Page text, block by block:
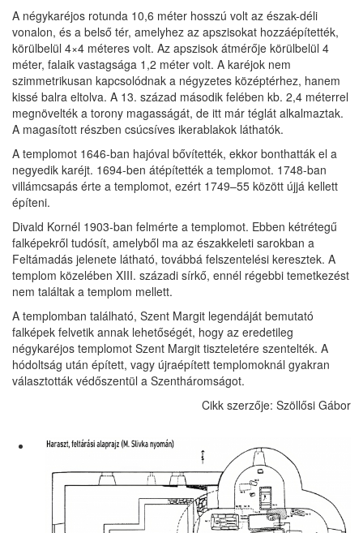
A négykaréjos rotunda 10,6 méter hosszú volt az észak-déli
vonalon, és a belső tér, amelyhez az apszisokat hozzáépítették,
körülbelül 4×4 méteres volt. Az apszisok átmérője körülbelül 4
méter, falaik vastagsága 1,2 méter volt. A karéjok nem
szimmetrikusan kapcsolódnak a négyzetes középtérhez, hanem
kissé balra eltolva. A 13. század második felében kb. 2,4 méterrel
megnövelték a torony magasságát, de itt már téglát alkalmaztak.
A magasított részben csúcsíves ikerablakok láthatók.
A templomot 1646-ban hajóval bővítették, ekkor bonthatták el a
negyedik karéjt. 1694-ben átépítették a templomot. 1748-ban
villámcsapás érte a templomot, ezért 1749–55 között újjá kellett
építeni.
Divald Kornél 1903-ban felmérte a templomot. Ebben kétrétegű
falképekről tudósít, amelyből ma az északkeleti sarokban a
Feltámadás jelenete látható, továbbá felszentelési keresztek. A
templom közelében XIII. századi sírkő, ennél régebbi temetkezést
nem találtak a templom mellett.
A templomban található, Szent Margit legendáját bemutató
falképek felvetik annak lehetőségét, hogy az eredetileg
négykaréjos templomot Szent Margit tiszteletére szentelték. A
hódoltság után épített, vagy újraépített templomoknál gyakran
választották védőszentül a Szentháromságot.
Cikk szerzője: Szöllősi Gábor